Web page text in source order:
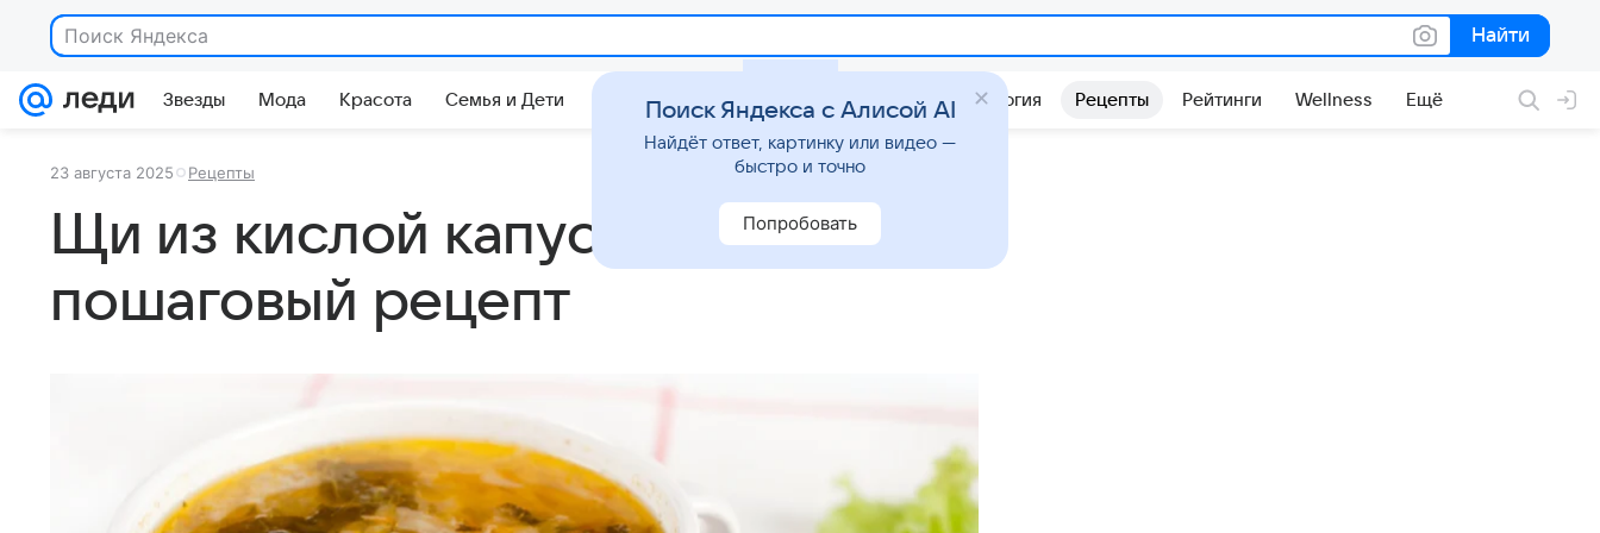
Поиск Яндекса Найти
Найти
Звезды Мода Красота Семья и Дети Гороскопы Стиль жизни Психология Рецепты Рейтинги Wellness Ещё
23 августа 2025 Рецепты
Щи из кислой капусты:
пошаговый рецепт
Поиск Яндекса с Алисой AI
Найдёт ответ, картинку или видео —
быстро и точно
Попробовать